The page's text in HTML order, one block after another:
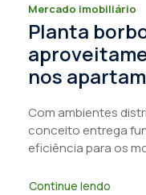
Mercado imobiliário
Planta
nos
Com ambientes
conceito entrega
eficiência para os
Continue lendo